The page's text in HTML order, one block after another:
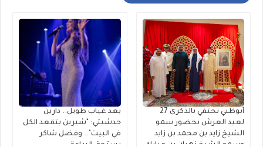
أبوظبي تحتفي بالذكرى 27
لعيد العرش بحضور سمو
الشيخ زايد بن محمد بن زايد
وسمو الشيخ نهيان بن مبارك
بعد غياب طويل.. دارين
حدشيتي: "شيرين بتقعد الكل
في البيت".. وفضل شاكر
يستحق البراءة